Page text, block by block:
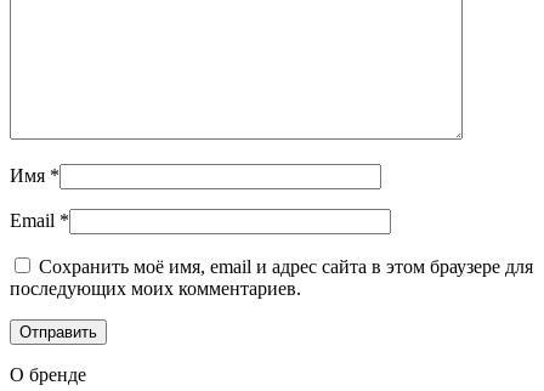
Имя *
Email *
Сохранить моё имя, email и адрес сайта в этом браузере для
последующих моих комментариев.
О бренде